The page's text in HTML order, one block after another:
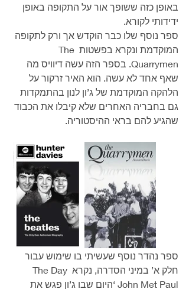
באופן כזה ששופך אור על התקופה באופן
ידידותי לקורא.
ספר נוסף שלו כבר הוקדש אך ורק לתקופה
המוקדמת ונקרא בפשטות The
Quarrymen. בספר הזה עשה דיוויס מה
שאף אחד לא עשה. הוא האיר זרקור על
הלהקה המוקדמת של ג’ון לנון בהתמקדות
גם בחבריה האחרים שלא קיבלו את הכבוד
שהגיע להם בראי ההיסטוריה.
ספר נהדר נוסף שעשיתי בו שימוש עבור
חלק א’ במיני הסדרה, נקרא The Day
John Met Paul ‘היום שבו ג’ון פגש את